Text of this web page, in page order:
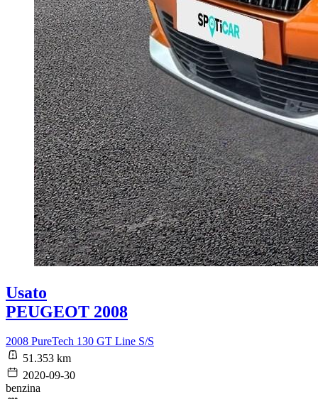
Usato
PEUGEOT 2008
2008 PureTech 130 GT Line S/S
51.353 km
2020-09-30
benzina